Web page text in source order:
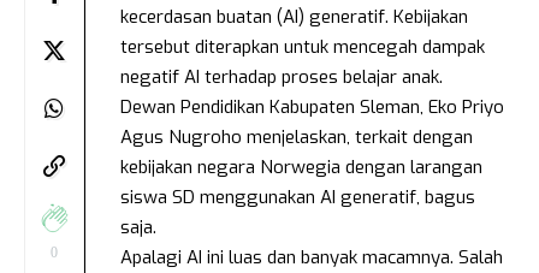
0
kecerdasan buatan (AI) generatif. Kebijakan
tersebut diterapkan untuk mencegah dampak
negatif AI terhadap proses belajar anak.
Dewan Pendidikan Kabupaten Sleman, Eko Priyo
Agus Nugroho menjelaskan, terkait dengan
kebijakan negara Norwegia dengan larangan
siswa SD menggunakan AI generatif, bagus
saja.
Apalagi AI ini luas dan banyak macamnya. Salah